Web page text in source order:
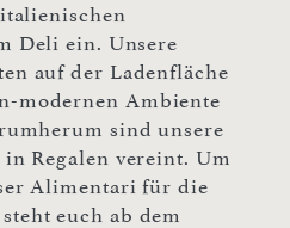
Deli ein. Unsere
auf der Ladenfläche
modernen Ambiente
sind unsere
Regalen vereint. Um
Alimentari für die
euch ab dem